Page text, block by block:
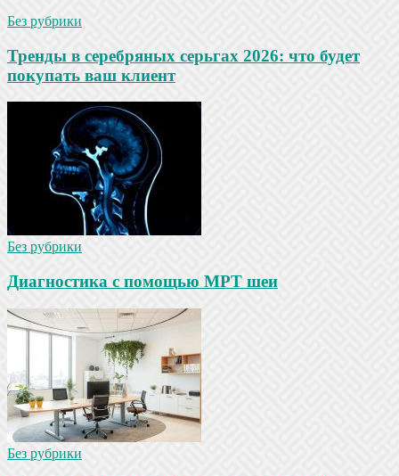
Без рубрики
Тренды в серебряных серьгах 2026: что будет
покупать ваш клиент
Без рубрики
Диагностика с помощью МРТ шеи
Без рубрики